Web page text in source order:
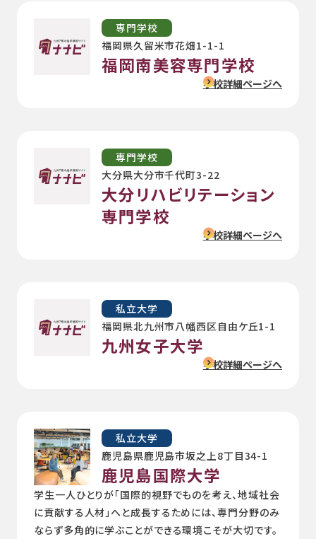
専門学校
福岡県久留米市花畑1-1-1
福岡南美容専門学校
学校詳細ページへ
専門学校
大分県大分市千代町3-22
大分リハビリテーション
専門学校
学校詳細ページへ
私立大学
福岡県北九州市八幡西区自由ケ丘1-1
九州女子大学
学校詳細ページへ
私立大学
鹿児島県鹿児島市坂之上8丁目34-1
鹿児島国際大学
学生一人ひとりが「国際的視野でものを考え、地域社会
に貢献する人材」へと成長するためには、専門分野のみ
ならず多角的に学ぶことができる環境こそが大切です。